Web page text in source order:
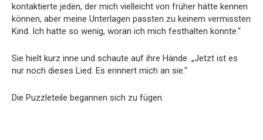
kontaktierte jeden, der mich vielleicht von früher hätte kennen
können, aber meine Unterlagen passten zu keinem vermissten
Kind. Ich hatte so wenig, woran ich mich festhalten konnte.“
Sie hielt kurz inne und schaute auf ihre Hände. „Jetzt ist es
nur noch dieses Lied. Es erinnert mich an sie.“
Die Puzzleteile begannen sich zu fügen.